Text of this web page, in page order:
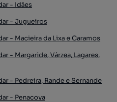
- Idães
- Jugueiros
- Macieira da Lixa e Caramos
- Margaride, Várzea, Lagares,
- Pedreira, Rande e Sernande
- Penacova